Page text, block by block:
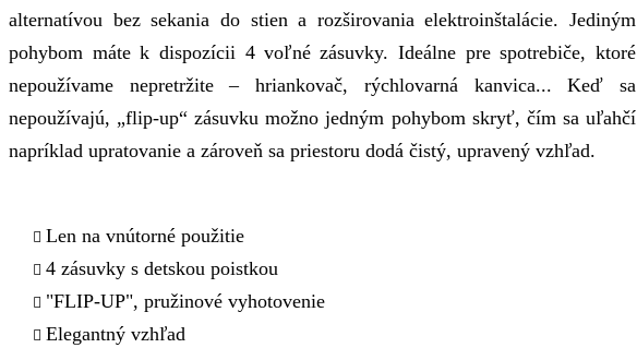
alternatívou bez sekania do stien a rozširovania elektroinštalácie. Jediným
pohybom máte k dispozícii 4 voľné zásuvky. Ideálne pre spotrebiče, ktoré
nepoužívame nepretržite – hriankovač, rýchlovarná kanvica... Keď sa
nepoužívajú, „flip-up“ zásuvku možno jedným pohybom skryť, čím sa uľahčí
napríklad upratovanie a zároveň sa priestoru dodá čistý, upravený vzhľad.
Len na vnútorné použitie
4 zásuvky s detskou poistkou
"FLIP-UP", pružinové vyhotovenie
Elegantný vzhľad